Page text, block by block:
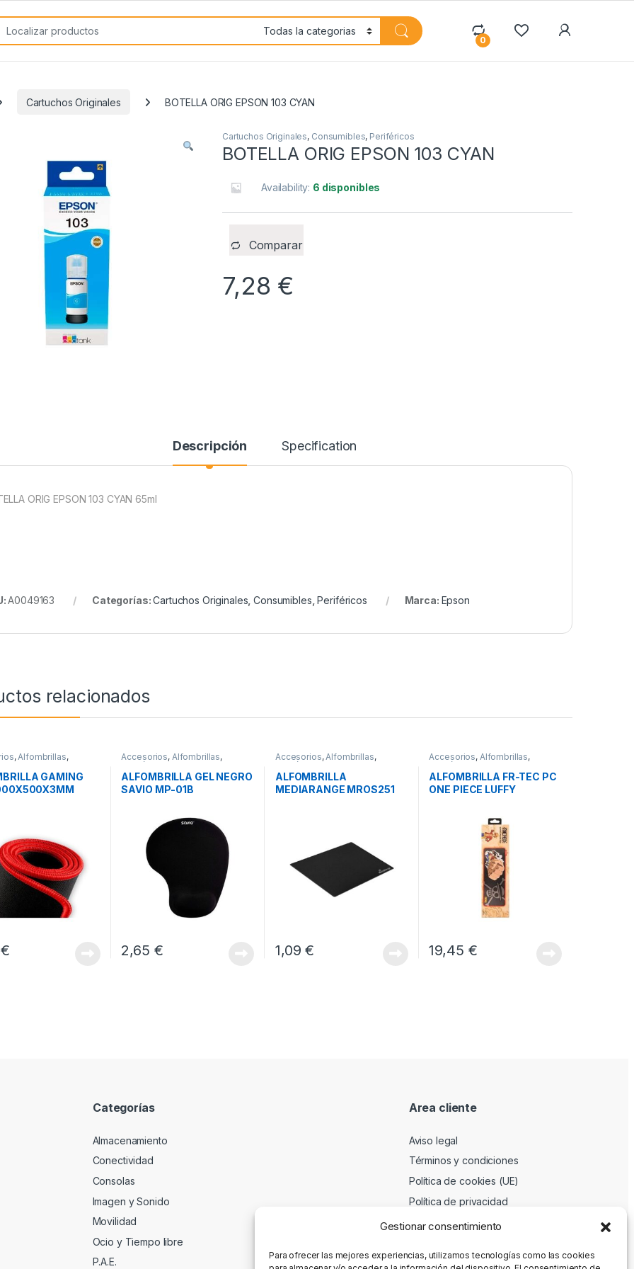
Gestionar consentimiento
Para ofrecer las mejores experiencias, utilizamos tecnologías como las cookies
for:
0
Cartuchos Originales BOTELLA ORIG EPSON 103 CYAN
Cartuchos Originales, Consumibles, Periféricos
BOTELLA ORIG EPSON 103 CYAN
Availability: 6 disponibles
Comparar
7,28 €
Descripción Specification
ORIG EPSON 103 CYAN 65ml
A0049163 Categorías:Cartuchos Originales ,Consumibles ,Periféricos Marca: Epson
relacionados
,Alfombrillas,
GAMING
€
Accesorios, Alfombrillas,
Periféricos
ALFOMBRILLA GEL NEGRO
SAVIO MP-01B
2,65 €
Accesorios,Alfombrillas,
Periféricos
ALFOMBRILLA
MEDIARANGE MROS251
1,09€
Accesorios, Alfombrillas,
Periféricos
ALFOMBRILLA FR-TEC PC
ONE PIECE LUFFY
19,45 €
Categorías
Almacenamiento
Conectividad
Consolas
Imagen y Sonido
Movilidad
Ocio y Tiempo libre
P.A.E.
Area cliente
Aviso legal
Términos y condiciones
Política de cookies (UE)
Política de privacidad